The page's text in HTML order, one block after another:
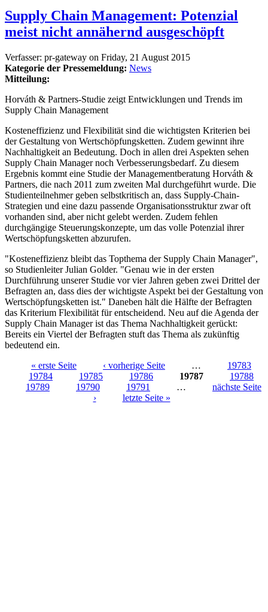
Supply Chain Management: Potenzial
meist nicht annähernd ausgeschöpft
Verfasser: pr-gateway on Friday, 21 August 2015
Kategorie der Pressemeldung: News
Mitteilung:
Horváth & Partners-Studie zeigt Entwicklungen und Trends im
Supply Chain Management
Kosteneffizienz und Flexibilität sind die wichtigsten Kriterien bei
der Gestaltung von Wertschöpfungsketten. Zudem gewinnt ihre
Nachhaltigkeit an Bedeutung. Doch in allen drei Aspekten sehen
Supply Chain Manager noch Verbesserungsbedarf. Zu diesem
Ergebnis kommt eine Studie der Managementberatung Horváth &
Partners, die nach 2011 zum zweiten Mal durchgeführt wurde. Die
Studienteilnehmer geben selbstkritisch an, dass Supply-Chain-
Strategien und eine dazu passende Organisationsstruktur zwar oft
vorhanden sind, aber nicht gelebt werden. Zudem fehlen
durchgängige Steuerungskonzepte, um das volle Potenzial ihrer
Wertschöpfungsketten abzurufen.
"Kosteneffizienz bleibt das Topthema der Supply Chain Manager",
so Studienleiter Julian Golder. "Genau wie in der ersten
Durchführung unserer Studie vor vier Jahren geben zwei Drittel der
Befragten an, dass dies der wichtigste Aspekt bei der Gestaltung von
Wertschöpfungsketten ist." Daneben hält die Hälfte der Befragten
das Kriterium Flexibilität für entscheidend. Neu auf die Agenda der
Supply Chain Manager ist das Thema Nachhaltigkeit gerückt:
Bereits ein Viertel der Befragten stuft das Thema als zukünftig
bedeutend ein.
Seiten
« erste Seite ‹ vorherige Seite …
19783
19784
19785 19786 19787
19788
19789
19790 19791 …
nächste Seite
›
letzte Seite »